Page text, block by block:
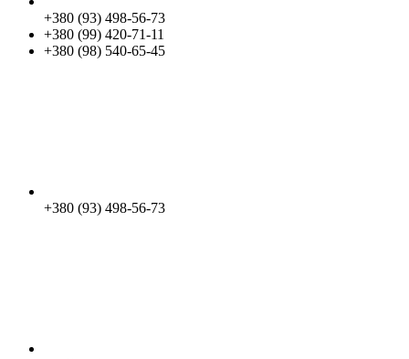
+380 (93) 498-56-73
+380 (99) 420-71-11
+380 (98) 540-65-45
+380 (93) 498-56-73